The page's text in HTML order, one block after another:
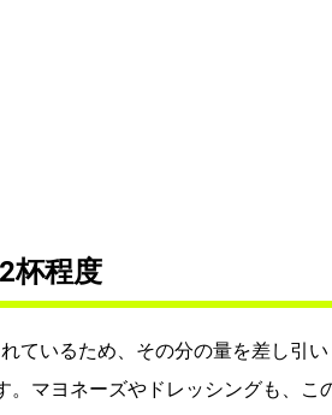
杯程度
ているため、その分の量を差し引い
。マヨネーズやドレッシングも、こ